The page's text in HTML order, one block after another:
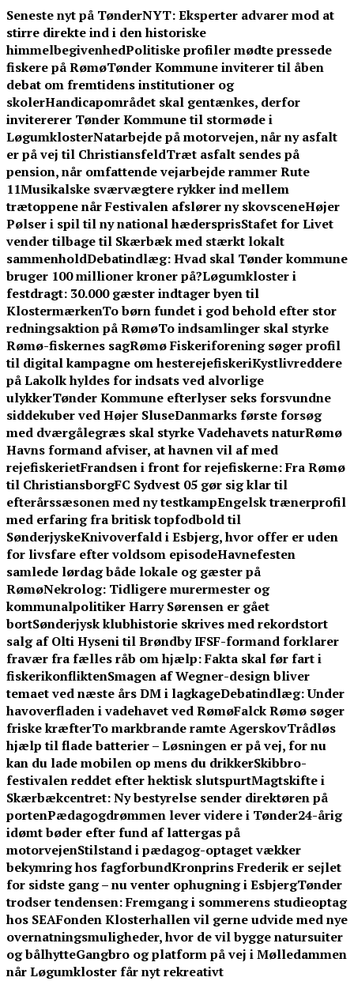
Skip
to
content
Seneste nyt på TønderNYT:Eksperter advarer mod at
stirre direkte ind i den historiske
himmelbegivenhedPolitiske profiler mødte pressede
fiskere på RømøTønder Kommune inviterer til åben
debat om fremtidens institutioner og
skolerHandicapområdet skal gentænkes, derfor
invitererer Tønder Kommune til stormøde i
LøgumklosterNatarbejde på motorvejen, når ny asfalt
er på vej til ChristiansfeldTræt asfalt sendes på
pension, når omfattende vejarbejde rammer Rute
11Musikalske sværvægtere rykker ind mellem
trætoppene når Festivalen afslører ny skovsceneHøjer
Pølser i spil til ny national hædersprisStafet for Livet
vender tilbage til Skærbæk med stærkt lokalt
sammenholdDebatindlæg: Hvad skal Tønder kommune
bruger 100 millioner kroner på?Løgumkloster i
festdragt: 30.000 gæster indtager byen til
KlostermærkenTo børn fundet i god behold efter stor
redningsaktion på RømøTo indsamlinger skal styrke
Rømø-fiskernes sagRømø Fiskeriforening søger profil
til digital kampagne om hesterejefiskeriKystlivreddere
på Lakolk hyldes for indsats ved alvorlige
ulykkerTønder Kommune efterlyser seks forsvundne
siddekuber ved Højer SluseDanmarks første forsøg
med dværgålegræs skal styrke Vadehavets naturRømø
Havns formand afviser, at havnen vil af med
rejefiskerietFrandsen i front for rejefiskerne: Fra Rømø
til ChristiansborgFC Sydvest 05 gør sig klar til
efterårssæsonen med ny testkampEngelsk trænerprofil
med erfaring fra britisk topfodbold til
SønderjyskeKnivoverfald i Esbjerg, hvor offer er uden
for livsfare efter voldsom episodeHavnefesten
samlede lørdag både lokale og gæster på
RømøNekrolog: Tidligere murermester og
kommunalpolitiker Harry Sørensen er gået
bortSønderjysk klubhistorie skrives med rekordstort
salg af Olti Hyseni til Brøndby IFSF-formand forklarer
fravær fra fælles råb om hjælp: Fakta skal før fart i
fiskerikonfliktenSmagen af Wegner-design bliver
temaet ved næste års DM i lagkageDebatindlæg: Under
havoverfladen i vadehavet ved RømøFalck Rømø søger
friske kræfterTo markbrande ramte AgerskovTrådløs
hjælp til flade batterier – Løsningen er på vej, for nu
kan du lade mobilen op mens du drikkerSkibbro-
festivalen reddet efter hektisk slutspurtMagtskifte i
Skærbækcentret: Ny bestyrelse sender direktøren på
portenPædagogdrømmen lever videre i Tønder24-årig
idømt bøder efter fund af lattergas på
motorvejenStilstand i pædagog-optaget vækker
bekymring hos fagforbundKronprins Frederik er sejlet
for sidste gang – nu venter ophugning i EsbjergTønder
trodser tendensen: Fremgang i sommerens studieoptag
hos SEAFonden Klosterhallen vil gerne udvide med nye
overnatningsmuligheder, hvor de vil bygge natursuiter
og bålhytteGangbro og platform på vej i Mølledammen
når Løgumkloster får nyt rekreativt